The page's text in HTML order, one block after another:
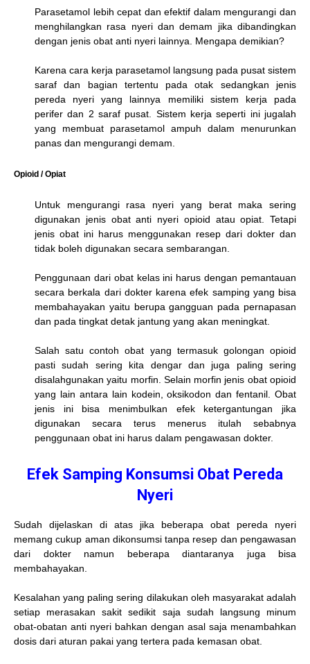
Parasetamol lebih cepat dan efektif dalam mengurangi dan
menghilangkan rasa nyeri dan demam jika dibandingkan
dengan jenis obat anti nyeri lainnya. Mengapa demikian?
Karena cara kerja parasetamol langsung pada pusat sistem
saraf dan bagian tertentu pada otak sedangkan jenis
pereda nyeri yang lainnya memiliki sistem kerja pada
perifer dan 2 saraf pusat. Sistem kerja seperti ini jugalah
yang membuat parasetamol ampuh dalam menurunkan
panas dan mengurangi demam.
Opioid / Opiat
Untuk mengurangi rasa nyeri yang berat maka sering
digunakan jenis obat anti nyeri opioid atau opiat. Tetapi
jenis obat ini harus menggunakan resep dari dokter dan
tidak boleh digunakan secara sembarangan.
Penggunaan dari obat kelas ini harus dengan pemantauan
secara berkala dari dokter karena efek samping yang bisa
membahayakan yaitu berupa gangguan pada pernapasan
dan pada tingkat detak jantung yang akan meningkat.
Salah satu contoh obat yang termasuk golongan opioid
pasti sudah sering kita dengar dan juga paling sering
disalahgunakan yaitu morfin. Selain morfin jenis obat opioid
yang lain antara lain kodein, oksikodon dan fentanil. Obat
jenis ini bisa menimbulkan efek ketergantungan jika
digunakan secara terus menerus itulah sebabnya
penggunaan obat ini harus dalam pengawasan dokter.
Efek Samping Konsumsi Obat Pereda
Nyeri
Sudah dijelaskan di atas jika beberapa obat pereda nyeri
memang cukup aman dikonsumsi tanpa resep dan pengawasan
dari dokter namun beberapa diantaranya juga bisa
membahayakan.
Kesalahan yang paling sering dilakukan oleh masyarakat adalah
setiap merasakan sakit sedikit saja sudah langsung minum
obat-obatan anti nyeri bahkan dengan asal saja menambahkan
dosis dari aturan pakai yang tertera pada kemasan obat.